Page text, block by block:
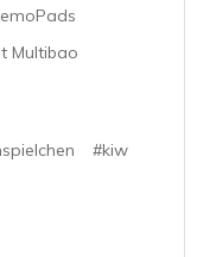
Multibao
#kiw